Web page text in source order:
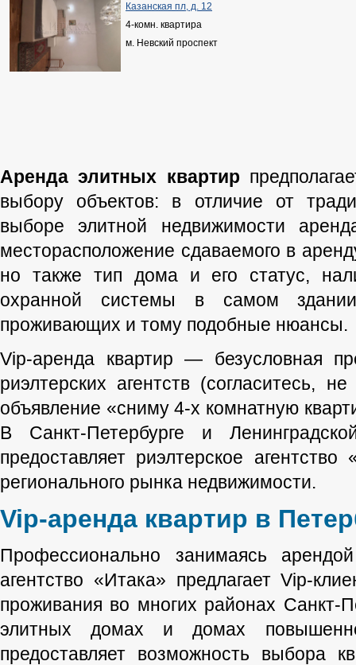
Казанская пл, д. 12
4-комн. квартира
м. Невский проспект
Аренда элитных квартир
выбору объектов: в отличие от
выборе элитной недвижимости
месторасположение сдаваемого в
но также тип дома и его статус,
охранной системы в самом
проживающих и тому подобные нюансы.
Vip-аренда квартир — безусловная
риэлтерских агентств (согласитесь,
объявление «сниму 4-х комнатную
В Санкт-Петербурге и
предоставляет риэлтерское
регионального рынка недвижимости.
Vip-аренда квартир в
Профессионально занимаясь
агентство «Итака» предлагает Vip-
проживания во многих районах Санкт-
элитных домах и домах
предоставляет возможность выбора